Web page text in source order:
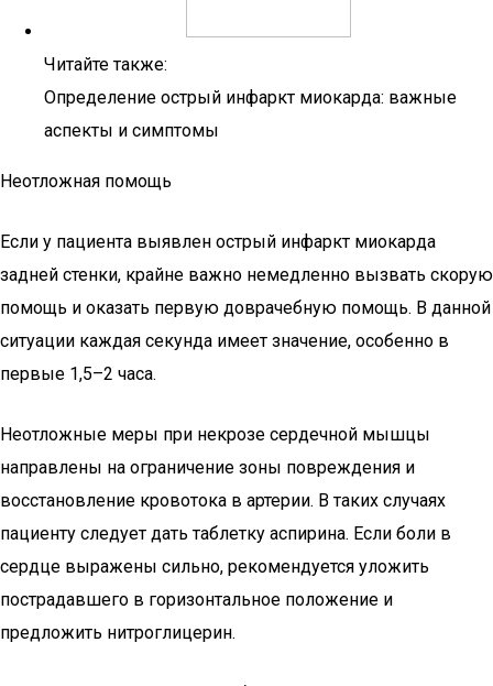
Читайте также:
Определение острый инфаркт миокарда: важные
аспекты и симптомы
Неотложная помощь
Если у пациента выявлен острый инфаркт миокарда
задней стенки, крайне важно немедленно вызвать скорую
помощь и оказать первую доврачебную помощь. В данной
ситуации каждая секунда имеет значение, особенно в
первые 1,5–2 часа.
Неотложные меры при некрозе сердечной мышцы
направлены на ограничение зоны повреждения и
восстановление кровотока в артерии. В таких случаях
пациенту следует дать таблетку аспирина. Если боли в
сердце выражены сильно, рекомендуется уложить
пострадавшего в горизонтальное положение и
предложить нитроглицерин.